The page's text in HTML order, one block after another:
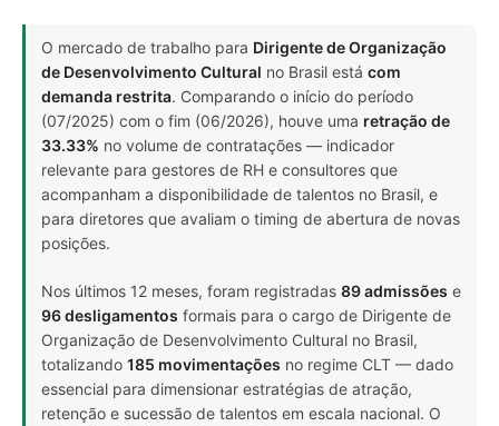
O mercado de trabalho para Dirigente de Organização
de Desenvolvimento Cultural no Brasil está com
demanda restrita. Comparando o início do período
(07/2025) com o fim (06/2026), houve uma retração de
33.33% no volume de contratações — indicador
relevante para gestores de RH e consultores que
acompanham a disponibilidade de talentos no Brasil, e
para diretores que avaliam o timing de abertura de novas
posições.
Nos últimos 12 meses, foram registradas 89 admissões e
96 desligamentos formais para o cargo de Dirigente de
Organização de Desenvolvimento Cultural no Brasil,
totalizando 185 movimentações no regime CLT — dado
essencial para dimensionar estratégias de atração,
retenção e sucessão de talentos em escala nacional. O